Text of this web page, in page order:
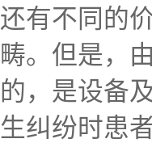
还有不同的
畴。但是，
的，是设备
生纠纷时患